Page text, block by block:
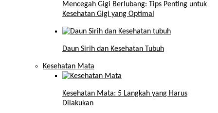
Mencegah Gigi Berlubang: Tips Penting untuk
Kesehatan Gigi yang Optimal
Daun Sirih dan Kesehatan Tubuh
Kesehatan Mata
Kesehatan Mata: 5 Langkah yang Harus
Dilakukan